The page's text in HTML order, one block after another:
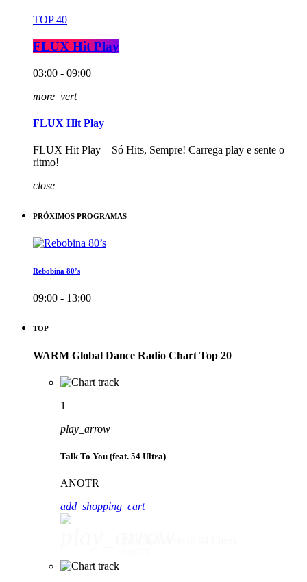
TOP 40
FLUX Hit Play
03:00 - 09:00
more_vert
FLUX Hit Play
FLUX Hit Play – Só Hits, Sempre! Carrega play e sente o
ritmo!
close
PRÓXIMOS PROGRAMAS
Rebobina 80’s
09:00 - 13:00
TOP
WARM Global Dance Radio Chart Top 20
1
play_arrow
Talk To You (feat. 54 Ultra)
ANOTR
add_shopping_cart